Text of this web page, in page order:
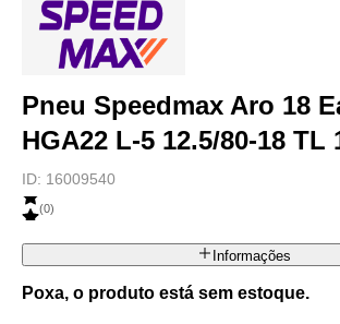
Pneu Speedmax Aro 18
HGA22 L-5 12.5/80-18 TL
ID: 16009540
(0)
Informações
Poxa, o produto está sem estoque.